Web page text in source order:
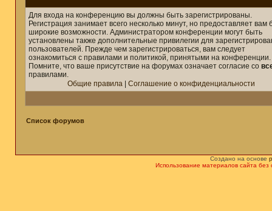
Для входа на конференцию вы должны быть зарегистрированы.
Регистрация занимает всего несколько минут, но предоставляет вам
широкие возможности. Администратором конференции могут быть
установлены также дополнительные привилегии для
пользователей. Прежде чем зарегистрироваться, вам следует
ознакомиться с правилами и политикой, принятыми на конференции.
Помните, что ваше присутствие на форумах означает согласие со
правилами.
Общие правила
Соглашение о конфиденциальности
Список форумов
Создано на основе
Использование материалов сайта